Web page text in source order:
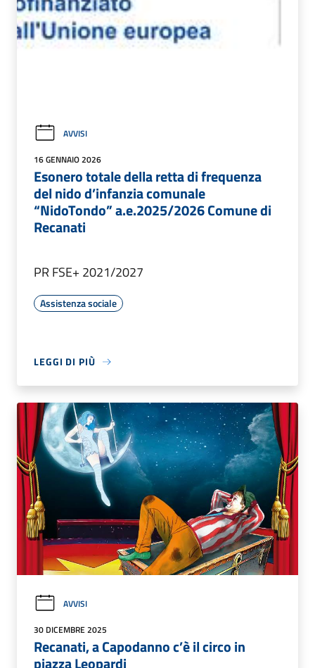
AVVISI
16 GENNAIO 2026
Esonero totale della retta di frequenza
del nido d’infanzia comunale
“NidoTondo” a.e.2025/2026 Comune di
Recanati
PR FSE+ 2021/2027
Assistenza sociale
LEGGI DI PIÙ
AVVISI
30 DICEMBRE 2025
Recanati, a Capodanno c’è il circo in
piazza Leopardi